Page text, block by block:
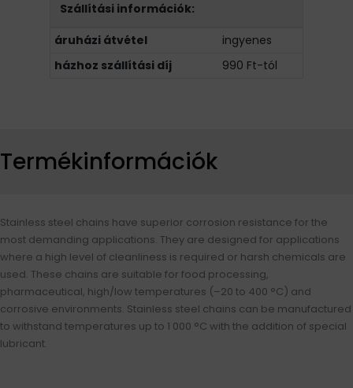
Szállítási információk:
áruházi átvétel
ingyenes
házhoz szállítási díj
990 Ft-tól
Termékinformációk
Stainless steel chains have superior corrosion resistance for the
most demanding applications. They are designed for applications
where a high level of cleanliness is required or harsh chemicals are
used. These chains are suitable for food processing,
pharmaceutical, high/low temperatures (–20 to 400 °C) and
corrosive environments. Stainless steel chains can be manufactured
to withstand temperatures up to 1 000 °C with the addition of special
lubricant.